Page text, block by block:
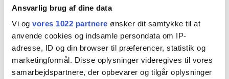
Ansvarlig brug af dine data
Vi og vores 1022 partnere ønsker dit samtykke til at
anvende cookies og indsamle persondata om IP-
adresse, ID og din browser til præferencer, statistik og
marketingformål. Disse oplysninger videregives til vores
samarbejdspartnere, der opbevarer og tilgår oplysninger